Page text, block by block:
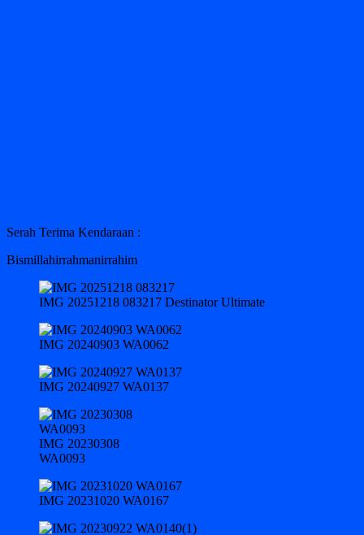
Serah Terima Kendaraan :
Bismillahirrahmanirrahim
IMG 20251218 083217 Destinator Ultimate
IMG 20240903 WA0062
IMG 20240927 WA0137
IMG 20230308
WA0093
IMG 20231020 WA0167